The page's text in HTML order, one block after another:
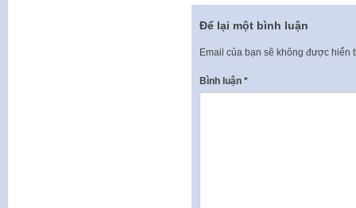
Để lại một bình luận
Email của bạn sẽ không được hiển
Bình luận *